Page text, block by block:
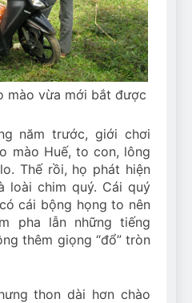
mào vừa mới bắt được
năm trước, giới chơi
mào Huế, to con, lông
Thế rồi, họ phát hiện
loài chim quý. Cái quý
cái bộng họng to nên
pha lẫn những tiếng
thêm giọng “đổ” tròn
thon dài hơn chào